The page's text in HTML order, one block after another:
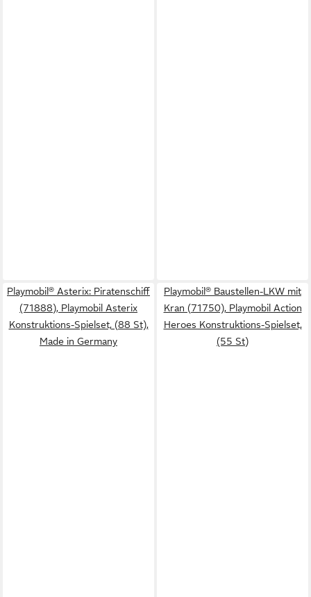
Playmobil® Asterix: Piratenschiff
(71888), Playmobil Asterix
Konstruktions-Spielset, (88 St),
Made in Germany
Playmobil® Baustellen-LKW mit
Kran (71750), Playmobil Action
Heroes Konstruktions-Spielset,
(55 St)